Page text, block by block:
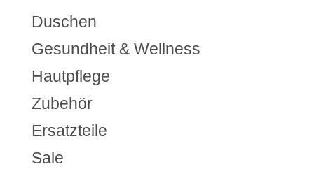
Duschen
Gesundheit & Wellness
Hautpflege
Zubehör
Ersatzteile
Sale